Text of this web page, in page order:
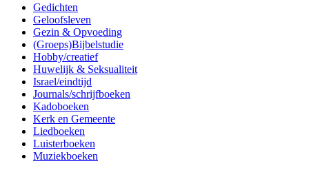
Gedichten
Geloofsleven
Gezin & Opvoeding
(Groeps)Bijbelstudie
Hobby/creatief
Huwelijk & Seksualiteit
Israel/eindtijd
Journals/schrijfboeken
Kadoboeken
Kerk en Gemeente
Liedboeken
Luisterboeken
Muziekboeken